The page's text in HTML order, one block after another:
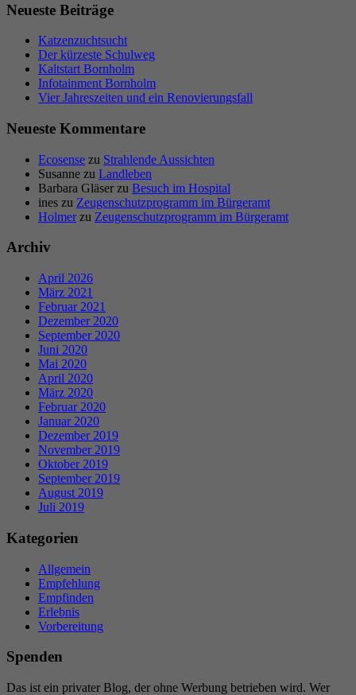
Neueste Beiträge
Katzenzuchtsucht
Der kürzeste Schulweg
Kaltstart Bornholm
Infotainment Bornholm
Vier Jahreszeiten und ein Renovierungsfall
Neueste Kommentare
Ecosense zu Strahlende Aussichten
Susanne zu Landleben
Barbara Gläser zu Besuch im Hospital
ines zu Zeugenschutzprogramm im Bürgeramt
Holmerzu Zeugenschutzprogramm im Bürgeramt
Archiv
April 2026
März 2021
Februar 2021
Dezember 2020
September 2020
Juni 2020
Mai 2020
April 2020
März 2020
Februar 2020
Januar 2020
Dezember 2019
November 2019
Oktober 2019
September 2019
August 2019
Juli 2019
Kategorien
Allgemein
Empfehlung
Empfinden
Erlebnis
Vorbereitung
Spenden
Das ist ein privater Blog, der ohne Werbung betrieben wird. Wer